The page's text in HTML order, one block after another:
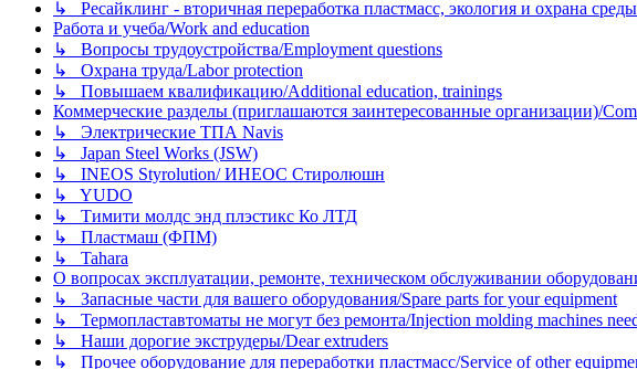
↳ Ресайклинг - вторичная переработка пластмасс, экология и охрана
Работа и учеба/Work and education
↳ Вопросы трудоустройства/Employment questions
↳ Охрана труда/Labor protection
↳ Повышаем квалификацию/Additional education, trainings
Коммерческие разделы (приглашаются заинтересованные организации)/
↳ Электрические ТПА Navis
↳ Japan Steel Works (JSW)
↳ INEOS Styrolution/ ИНЕОС Стиролюшн
↳ YUDO
↳ Тимити молдс энд плэстикс Ко ЛТД
↳ Пластмаш (ФПМ)
↳ Tahara
О вопросах эксплуатации, ремонте, техническом обслуживании
↳ Запасные части для вашего оборудования/Spare parts for your equipment
↳ Термопластавтоматы не могут без ремонта/Injection molding machines
↳ Наши дорогие экструдеры/Dear extruders
↳ Прочее оборудование для переработки пластмасс/Service of other